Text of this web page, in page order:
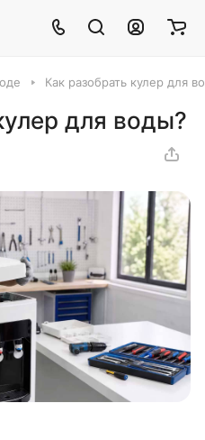
Как разобрать кулер для
для воды?